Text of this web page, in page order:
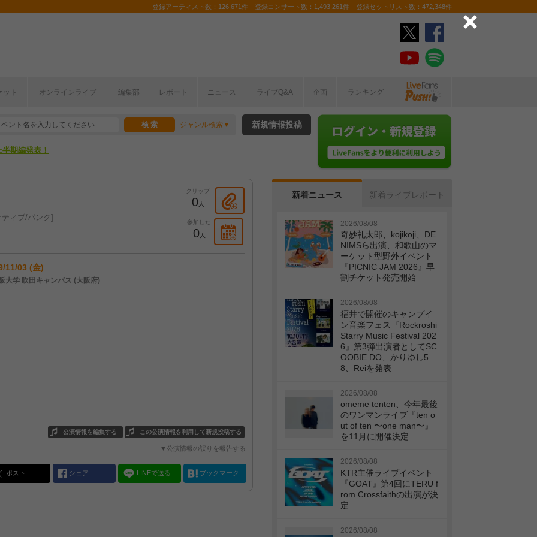
登録アーティスト数：126,671件 登録コンサート数：1,493,261件 登録セットリスト数：472,348件
ット オンラインライブ 編集部 レポート ニュース ライブQ&A 企画 ランキング
ジャンル検索
こから！
期編発表！
新規情報投稿
クリップ
0人
参加した
0人
ィブ/パンク
11/03 (金)
大学 吹田キャンパス (大阪府)
この公演情報を利用して新規投稿する
公演情報を編集する
▼公演情報の誤りを報告する
ポスト シェア LINEで送る ブックマーク
新着ニュース 新着ライブレポート
2026/08/08
奇妙礼太郎、kojikoji、DE
NIMSら出演、和歌山のマ
ーケット型野外イベント
『PICNIC JAM 2026』早
割チケット発売開始
2026/08/08
福井で開催のキャンプイ
ン音楽フェス『Rockroshi
Starry Music Festival 202
6』第3弾出演者としてSC
OOBIE DO、かりゆし5
8、Reiを発表
2026/08/08
omeme tenten、今年最後
のワンマンライブ『ten o
ut of ten 〜one man〜』
を11月に開催決定
2026/08/08
KTR主催ライブイベント
『GOAT』第4回にTERU f
rom Crossfaithの出演が決
定
2026/08/08